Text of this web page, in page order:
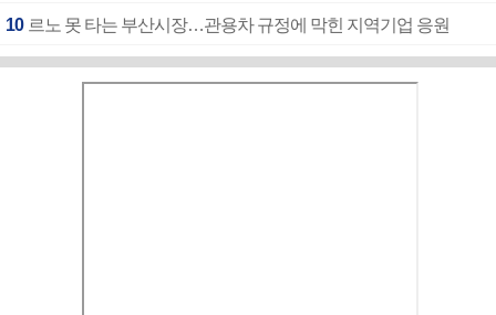
10 르노 못 타는 부산시장…관용차 규정에 막힌 지역기업 응원